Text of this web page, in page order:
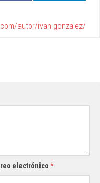
autor/ivan-gonzalez/
electrónico*